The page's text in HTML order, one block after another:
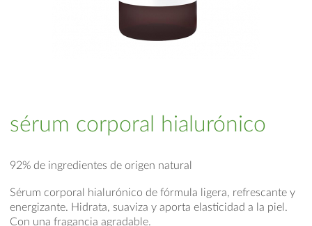
sérum corporal hialurónico
92% de ingredientes de origen natural
Sérum corporal hialurónico de fórmula ligera, refrescante y
energizante. Hidrata, suaviza y aporta elasticidad a la piel.
Con una fragancia agradable.